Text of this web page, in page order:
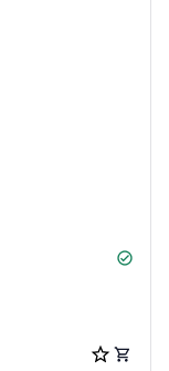
check_circle